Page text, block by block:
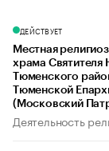
ДЕЙСТВУЕТ
Местная
храма Святителя
Тюменского
Тюменской
(Московский
Деятельность